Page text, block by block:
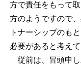
方で責任をもって
方のようですので
トナーシップのも
必要があると考えて
従前は、冒頭申し